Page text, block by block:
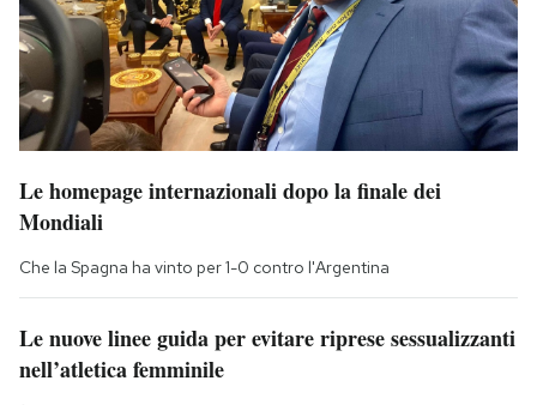
Le homepage internazionali dopo la finale dei
Mondiali
Che la Spagna ha vinto per 1-0 contro l'Argentina
Le nuove linee guida per evitare riprese sessualizzanti
nell’atletica femminile